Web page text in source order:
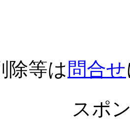
除等は 問合せ
スポ